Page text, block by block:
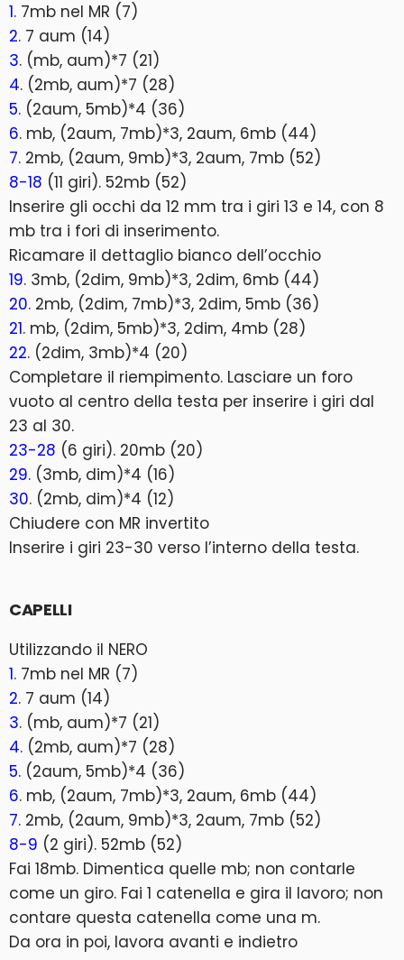
1. 7mb nel MR (7)
2. 7 aum (14)
3. (mb, aum)*7 (21)
4. (2mb, aum)*7 (28)
5. (2aum, 5mb)*4 (36)
6. mb, (2aum, 7mb)*3, 2aum, 6mb (44)
7. 2mb, (2aum, 9mb)*3, 2aum, 7mb (52)
8-18 (11 giri). 52mb (52)
Inserire gli occhi da 12 mm tra i giri 13 e 14, con 8
mb tra i fori di inserimento.
Ricamare il dettaglio bianco dell’occhio
19. 3mb, (2dim, 9mb)*3, 2dim, 6mb (44)
20. 2mb, (2dim, 7mb)*3, 2dim, 5mb (36)
21. mb, (2dim, 5mb)*3, 2dim, 4mb (28)
22. (2dim, 3mb)*4 (20)
Completare il riempimento. Lasciare un foro
vuoto al centro della testa per inserire i giri dal
23 al 30.
23-28 (6 giri). 20mb (20)
29. (3mb, dim)*4 (16)
30. (2mb, dim)*4 (12)
Chiudere con MR invertito
Inserire i giri 23-30 verso l’interno della testa.
CAPELLI
Utilizzando il NERO
1. 7mb nel MR (7)
2. 7 aum (14)
3. (mb, aum)*7 (21)
4. (2mb, aum)*7 (28)
5. (2aum, 5mb)*4 (36)
6. mb, (2aum, 7mb)*3, 2aum, 6mb (44)
7. 2mb, (2aum, 9mb)*3, 2aum, 7mb (52)
8-9 (2 giri). 52mb (52)
Fai 18mb. Dimentica quelle mb; non contarle
come un giro. Fai 1 catenella e gira il lavoro; non
contare questa catenella come una m.
Da ora in poi, lavora avanti e indietro